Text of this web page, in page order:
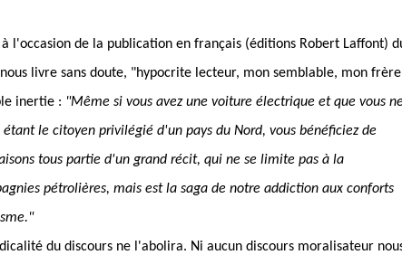
l'occasion de la publication en français (éditions Robert Laffont)
livre sans doute, "hypocrite lecteur, mon semblable, mon frère
inertie : "Même si vous avez une voiture électrique et que vous
le citoyen privilégié d'un pays du Nord, vous bénéficiez de
tous partie d'un grand récit, qui ne se limite pas à la
pétrolières, mais est la saga de notre addiction aux conforts
du discours ne l'abolira. Ni aucun discours moralisateur